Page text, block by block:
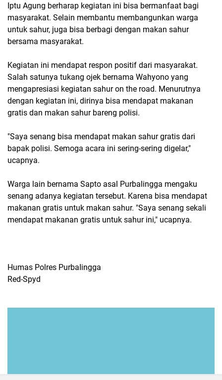
Iptu Agung berharap kegiatan ini bisa bermanfaat bagi
masyarakat. Selain membantu membangunkan warga
untuk sahur, juga bisa berbagi dengan makan sahur
bersama masyarakat.
Kegiatan ini mendapat respon positif dari masyarakat.
Salah satunya tukang ojek bernama Wahyono yang
mengapresiasi kegiatan sahur on the road. Menurutnya
dengan kegiatan ini, dirinya bisa mendapat makanan
gratis dan makan sahur bareng polisi.
"Saya senang bisa mendapat makan sahur gratis dari
bapak polisi. Semoga acara ini sering-sering digelar,"
ucapnya.
Warga lain bernama Sapto asal Purbalingga mengaku
senang adanya kegiatan tersebut. Karena bisa mendapat
makanan gratis untuk makan sahur. "Saya senang sekali
mendapat makanan gratis untuk sahur ini," ucapnya.
Humas Polres PurbaIingga
Red-Spyd